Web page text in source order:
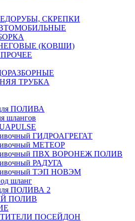
СКРЕПКИ
(КОВШИ)
ТРУБКА
ПОЛИВА
шлангов
ГИДРОАГРЕГАТ
МЕТЕОР
ПВХ ВОРОНЕЖ ПОЛИВ
РАДУГА
ТЭП НОВЭМ
шланг
ПОЛИВА 2
ПОЛИВ
ПОСЕЙДОН